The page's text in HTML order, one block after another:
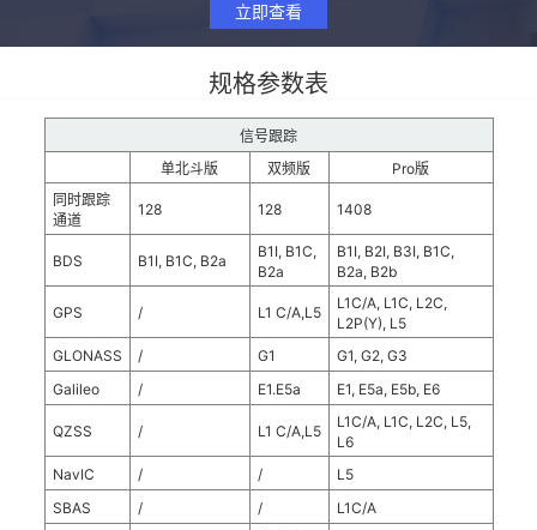
立即查看
规格参数表
信号跟踪
单北斗版
双频版
Pro版
同时跟踪
通道
128 128 1408
BDS B1I, B1C, B2a
B1I, B1C,
B2a
B1I, B2I, B3I, B1C,
B2a, B2b
GPS / L1 C/A,L5
L1C/A, L1C, L2C,
L2P(Y), L5
GLONASS
/ G1
G1, G2, G3
Galileo
/ E1.E5a E1, E5a, E5b, E6
QZSS / L1 C/A,L5
L1C/A, L1C, L2C, L5,
L6
NavIC
/ /
L5
SBAS
/ / L1C/A